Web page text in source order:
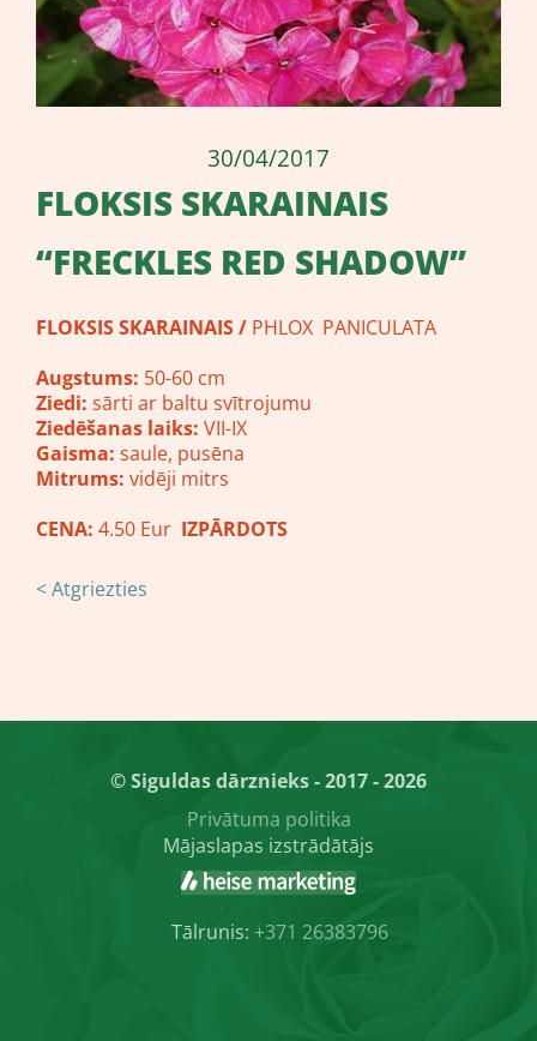
30/04/2017
FLOKSIS SKARAINAIS
“FRECKLES RED SHADOW”
FLOKSIS SKARAINAIS / PHLOX PANICULATA
Augstums: 50-60 cm
Ziedi: sārti ar baltu svītrojumu
Ziedēšanas laiks: VII-IX
Gaisma: saule, pusēna
Mitrums: vidēji mitrs
CENA: 4.50 Eur IZPĀRDOTS
< Atgriezties
© Siguldas dārznieks - 2017 - 2026
Privātuma politika
Mājaslapas izstrādātājs
Tālrunis: +371 26383796